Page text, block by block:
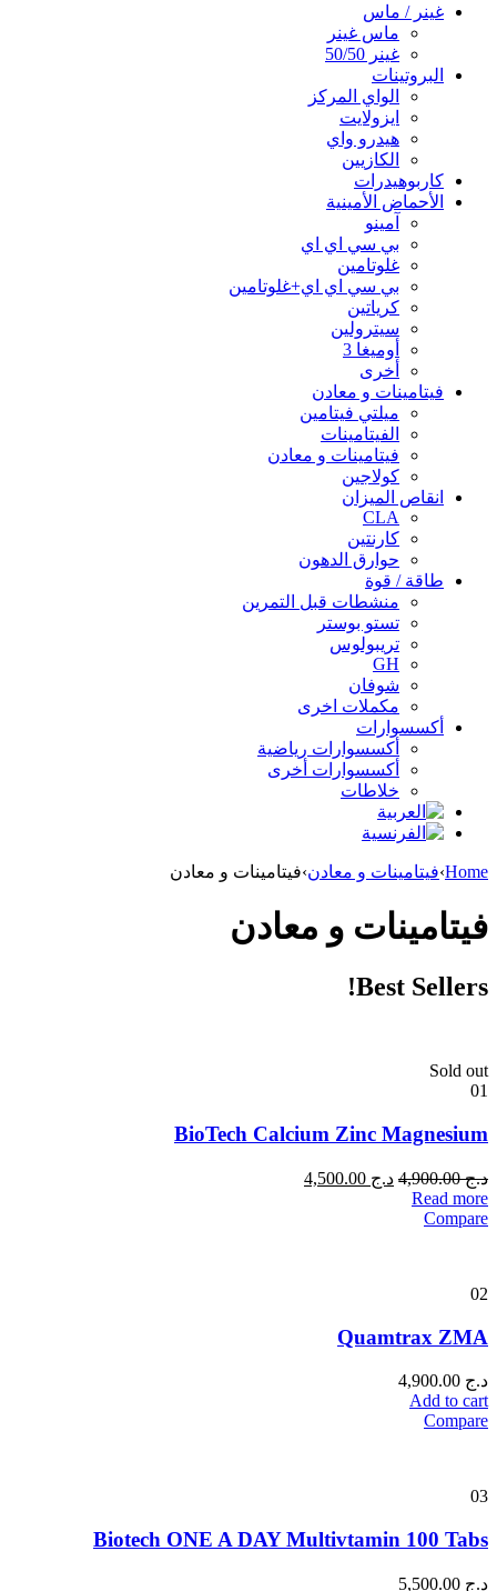
غينر / ماس
ماس غينر
غينر 50/50
البروتينات
الواي المركز
ايزولايت
هيدرو واي
الكازيين
كاربوهيدرات
الأحماض الأمينية
آمينو
بي سي اي اي
غلوتامين
بي سي اي اي+غلوتامين
كرياتين
سيترولين
أوميغا 3
أخرى
فيتامينات و معادن
ميلتي فيتامين
الفيتامينات
فيتامينات و معادن
كولاجين
انقاص الميزان
CLA
كارنتين
حوارق الدهون
طاقة / قوة
منشطات قبل التمرين
تستو بوستر
تريبولوس
GH
شوفان
مكملات اخرى
أكسسوارات
أكسسوارات رياضية
أكسسوارات أخرى
خلاطات
Home
›فيتامينات و معادن›فيتامينات و معادن
فيتامينات و معادن
Best Sellers!
Sold out
01
BioTech Calcium Zinc Magnesium
د.ج4,900.00 د.ج
Read more
Compare
02
Quamtrax ZMA
د.ج
Add to cart
Compare
03
Biotech ONE A DAY Multivtamin 100 Tabs
د.ج